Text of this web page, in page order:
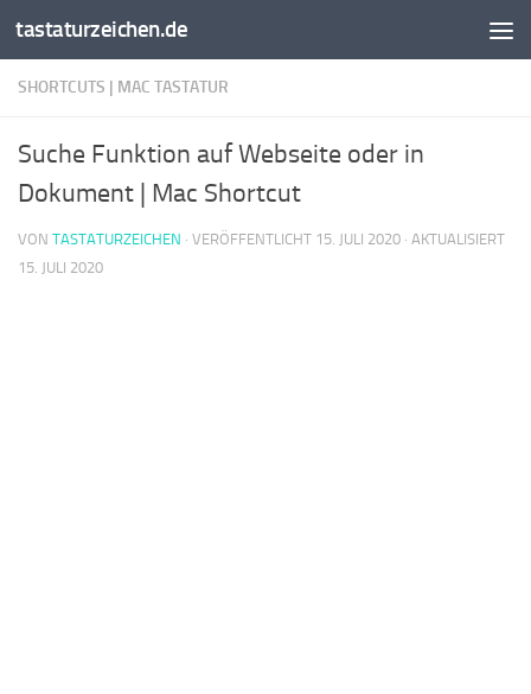
Zum Inhalt springen
tastaturzeichen.de
SHORTCUTS | MAC TASTATUR
Suche Funktion auf Webseite oder in
Dokument | Mac Shortcut
VON TASTATURZEICHEN · VERÖFFENTLICHT 15. JULI 2020 · AKTUALISIERT
15. JULI 2020